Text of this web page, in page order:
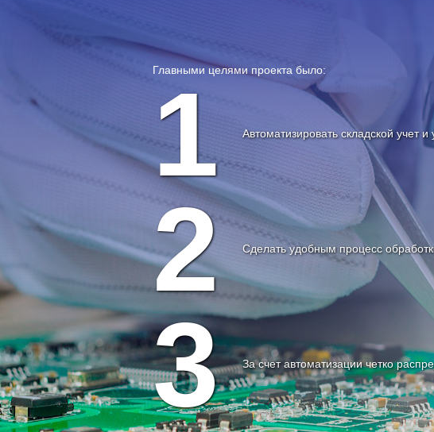
Главными целями проекта было:
1 Автоматизировать складской учет
2 Сделать удобным процесс
3 За счет автоматизации четко